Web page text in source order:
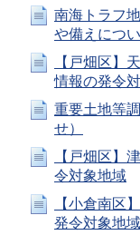
南海トラフ
や備えにつ
【戸畑区】
情報の発令
重要土地等
せ）
【戸畑区】
令対象地域
【小倉南区
発令対象地域